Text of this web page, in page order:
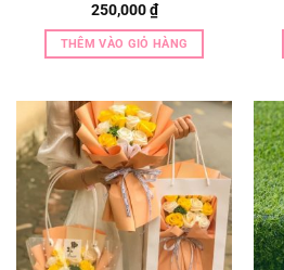
250,000₫
THÊM VÀO GIỎ HÀNG